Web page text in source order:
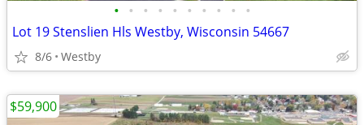
• • • • • • • • • •
Lot 19 Stenslien Hls Westby, Wisconsin 54667
8/6 Westby
$59,900